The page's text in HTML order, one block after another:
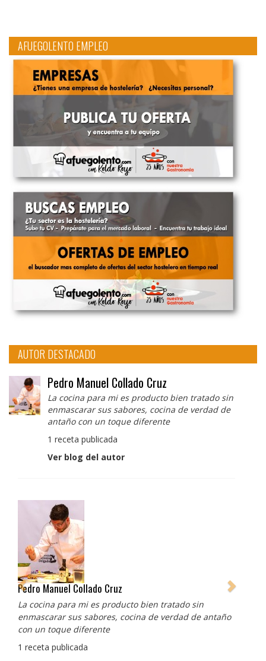
AFUEGOLENTO EMPLEO
AUTOR DESTACADO
Pedro Manuel Collado Cruz
La cocina para mi es producto bien tratado sin
enmascarar sus sabores, cocina de verdad de
antaño con un toque diferente
1 receta publicada
Ver blog del autor
Albert Adrià
Redes sociales:
https://www.instagram.com/enigma_albertadria/
https://www.instagram.com/albertadriaprojects/
3 recetas publicadas